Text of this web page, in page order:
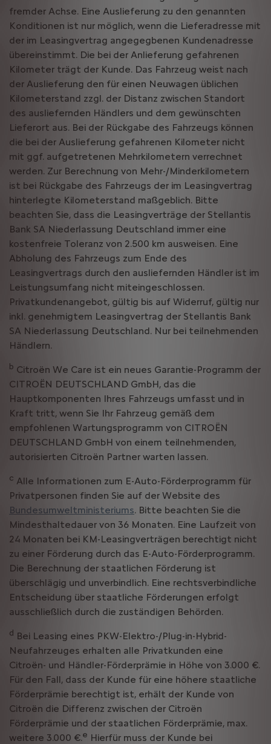
fremder Achse. Eine Auslieferung zu den genannten
Konditionen ist nur möglich, wenn die Lieferadresse mit
der im Leasingvertrag angegegbenen Kundenadresse
übereinstimmt. Die bei der Anlieferung gefahrenen
Kilometer trägt der Kunde. Das Fahrzeug weist nach
der Auslieferung den für einen Neuwagen üblichen
Kilometerstand zzgl. der Distanz zwischen Standort
des ausliefernden Händlers und dem gewünschten
Lieferort aus. Bei der Rückgabe des Fahrzeugs können
die bei der Auslieferung gefahrenen Kilometer nicht
mit ggf. aufgetretenen Mehrkilometern verrechnet
werden. Zur Berechnung von Mehr-/Minderkilometern
ist bei Rückgabe des Fahrzeugs der im Leasingvertrag
hinterlegte Kilometerstand maßgeblich. Bitte
beachten Sie, dass die Leasingverträge der Stellantis
Bank SA Niederlassung Deutschland immer eine
kostenfreie Toleranz von 2.500 km ausweisen. Eine
Abholung des Fahrzeugs zum Ende des
Leasingvertrags durch den ausliefernden Händler ist im
Leistungsumfang nicht miteingeschlossen.
Privatkundenangebot, gültig bis auf Widerruf, gültig nur
inkl. genehmigtem Leasingvertrag der Stellantis Bank
SA Niederlassung Deutschland. Nur bei teilnehmenden
Händlern.
b Citroën We Care ist ein neues Garantie-Programm der
CITROËN DEUTSCHLAND GmbH, das die
Hauptkomponenten Ihres Fahrzeugs umfasst und in
Kraft tritt, wenn Sie Ihr Fahrzeug gemäß dem
empfohlenen Wartungsprogramm von CITROËN
DEUTSCHLAND GmbH von einem teilnehmenden,
autorisierten Citroën Partner warten lassen.
c Alle Informationen zum E-Auto-Förderprogramm für
Privatpersonen finden Sie auf der Website des
Bundesumweltministeriums. Bitte beachten Sie die
Mindesthaltedauer von 36 Monaten. Eine Laufzeit von
24 Monaten bei KM-Leasingverträgen berechtigt nicht
zu einer Förderung durch das E-Auto-Förderprogramm.
Die Berechnung der staatlichen Förderung ist
überschlägig und unverbindlich. Eine rechtsverbindliche
Entscheidung über staatliche Förderungen erfolgt
ausschließlich durch die zuständigen Behörden.
d Bei Leasing eines PKW-Elektro-/Plug-in-Hybrid-
Neufahrzeuges erhalten alle Privatkunden eine
Citroën- und Händler-Förderprämie in Höhe von 3.000 €.
Für den Fall, dass der Kunde für eine höhere staatliche
Förderprämie berechtigt ist, erhält der Kunde von
Citroën die Differenz zwischen der Citroën
Förderprämie und der staatlichen Förderprämie, max.
weitere 3.000 €.e Hierfür muss der Kunde bei